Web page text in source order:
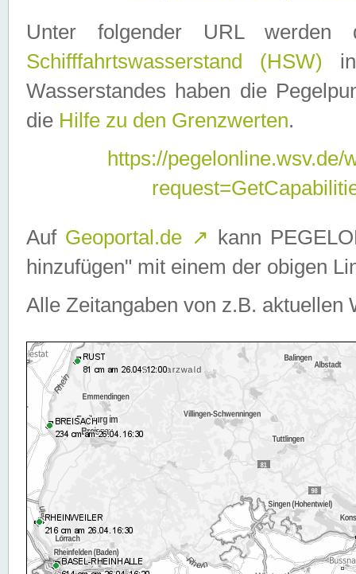
Unter folgender URL
Schifffahrtswasserstand (HSW)
Wasserstandes haben die
die Hilfe zu den Grenzwerten.
https://
Auf Geoportal.de ↗ kann
hinzufügen" mit einem der obigen
Alle Zeitangaben von z.B. aktuellen